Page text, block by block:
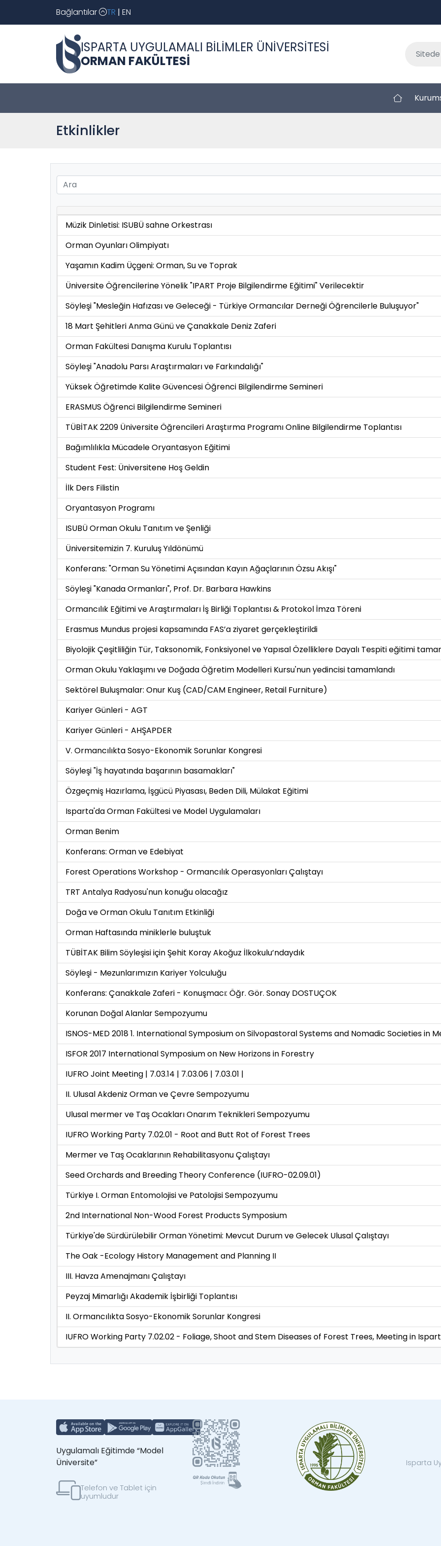
Bağlantılar TR | EN
ISPARTA UYGULAMALI BİLİMLER ÜNİVERSİTESİ
ORMAN FAKÜLTESİ
Etkinlikler
Müzik Dinletisi: ISUBÜ sahne Orkestrası
Orman Oyunları Olimpiyatı
Yaşamın Kadim Üçgeni: Orman, Su ve Toprak
Üniversite Öğrencilerine Yönelik "IPART Proje Bilgilendirme Eğitimi" Verilecektir
Söyleşi "Mesleğin Hafızası ve Geleceği - Türkiye Ormancılar Derneği Öğrencilerle Buluşuyor"
18 Mart Şehitleri Anma Günü ve Çanakkale Deniz Zaferi
Orman Fakültesi Danışma Kurulu Toplantısı
Söyleşi "Anadolu Parsı Araştırmaları ve Farkındalığı"
Yüksek Öğretimde Kalite Güvencesi Öğrenci Bilgilendirme Semineri
ERASMUS Öğrenci Bilgilendirme Semineri
TÜBİTAK 2209 Üniversite Öğrencileri Araştırma Programı Online Bilgilendirme Toplantısı
Bağımlılıkla Mücadele Oryantasyon Eğitimi
Student Fest: Üniversitene Hoş Geldin
İlk Ders Filistin
Oryantasyon Programı
ISUBÜ Orman Okulu Tanıtım ve Şenliği
Üniversitemizin 7. Kuruluş Yıldönümü
Konferans: "Orman Su Yönetimi Açısından Kayın Ağaçlarının Özsu Akışı"
Söyleşi "Kanada Ormanları", Prof. Dr. Barbara Hawkins
Ormancılık Eğitimi ve Araştırmaları İş Birliği Toplantısı & Protokol İmza Töreni
Erasmus Mundus projesi kapsamında FAS’a ziyaret gerçekleştirildi
Biyolojik Çeşitliliğin Tür, Taksonomik, Fonksiyonel ve Yapısal Özelliklere Dayalı Tespiti eğitimi
Orman Okulu Yaklaşımı ve Doğada Öğretim Modelleri Kursu'nun yedincisi tamamlandı
Sektörel Buluşmalar: Onur Kuş (CAD/CAM Engineer, Retail Furniture)
Kariyer Günleri - AGT
Kariyer Günleri - AHŞAPDER
V. Ormancılıkta Sosyo-Ekonomik Sorunlar Kongresi
Söyleşi "İş hayatında başarının basamakları"
Özgeçmiş Hazırlama, İşgücü Piyasası, Beden Dili, Mülakat Eğitimi
Isparta'da Orman Fakültesi ve Model Uygulamaları
Orman Benim
Konferans: Orman ve Edebiyat
Forest Operations Workshop - Ormancılık Operasyonları Çalıştayı
TRT Antalya Radyosu'nun konuğu olacağız
Doğa ve Orman Okulu Tanıtım Etkinliği
Orman Haftasında miniklerle buluştuk
TÜBİTAK Bilim Söyleşisi için Şehit Koray Akoğuz İlkokulu’ndaydık
Söyleşi - Mezunlarımızın Kariyer Yolculuğu
Konferans: Çanakkale Zaferi - Konuşmacı: Öğr. Gör. Sonay DOSTUÇOK
Korunan Doğal Alanlar Sempozyumu
ISNOS-MED 2018 1. International Symposium on Silvopastoral Systems and Nomadic Societies in
ISFOR 2017 International Symposium on New Horizons in Forestry
IUFRO Joint Meeting | 7.03.14 | 7.03.06 | 7.03.01 |
II. Ulusal Akdeniz Orman ve Çevre Sempozyumu
Ulusal mermer ve Taş Ocakları Onarım Teknikleri Sempozyumu
IUFRO Working Party 7.02.01 - Root and Butt Rot of Forest Trees
Mermer ve Taş Ocaklarının Rehabilitasyonu Çalıştayı
Seed Orchards and Breeding Theory Conference (IUFRO-02.09.01)
Türkiye I. Orman Entomolojisi ve Patolojisi Sempozyumu
2nd International Non-Wood Forest Products Symposium
Türkiye'de Sürdürülebilir Orman Yönetimi: Mevcut Durum ve Gelecek Ulusal Çalıştayı
The Oak -Ecology History Management and Planning II
III. Havza Amenajmanı Çalıştayı
Peyzaj Mimarlığı Akademik İşbirliği Toplantısı
II. Ormancılıkta Sosyo-Ekonomik Sorunlar Kongresi
IUFRO Working Party 7.02.02 - Foliage, Shoot and Stem Diseases of Forest Trees, Meeting in
Uygulamalı Eğitimde “Model
Üniversite”
Telefon ve Tablet için
uyumludur
Isparta